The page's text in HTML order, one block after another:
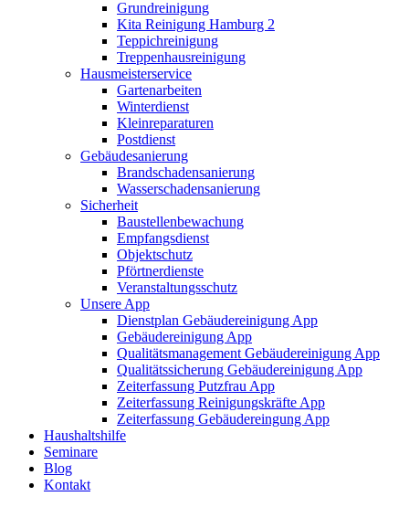
Grundreinigung
Kita Reinigung Hamburg 2
Teppichreinigung
Treppenhausreinigung
Hausmeisterservice
Gartenarbeiten
Winterdienst
Kleinreparaturen
Postdienst
Gebäudesanierung
Brandschadensanierung
Wasserschadensanierung
Sicherheit
Baustellenbewachung
Empfangsdienst
Objektschutz
Pförtnerdienste
Veranstaltungsschutz
Unsere App
Dienstplan Gebäudereinigung App
Gebäudereinigung App
Qualitätsmanagement Gebäudereinigung App
Qualitätssicherung Gebäudereinigung App
Zeiterfassung Putzfrau App
Zeiterfassung Reinigungskräfte App
Zeiterfassung Gebäudereingung App
Haushaltshilfe
Seminare
Blog
Kontakt